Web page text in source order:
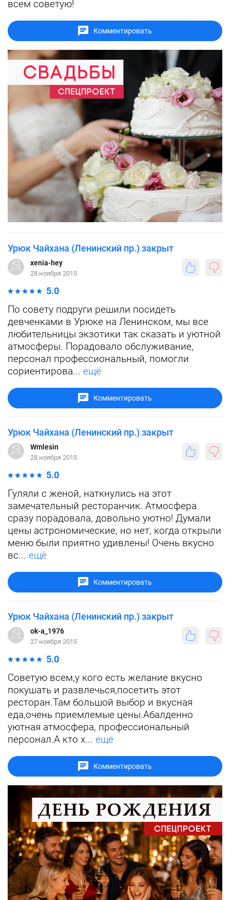
всем советую!
Комментировать
Урюк Чайхана (Ленинский пр.) закрыт
xenia-hey
28 ноября 2015
5.0
По совету подруги решили посидеть
девченками в Урюке на Ленинском, мы все
любительницы экзотики так сказать и уютной
атмосферы. Порадовало обслуживание,
персонал профессиональный, помогли
сориентирова... ещё
Комментировать
Урюк Чайхана (Ленинский пр.) закрыт
Wmlesin
28 ноября 2015
5.0
Гуляли с женой, наткнулись на этот
замечательный ресторанчик. Атмосфера
сразу порадовала, довольно уютно! Думали
цены астрономические, но нет, когда открыли
меню были приятно удивлены! Очень вкусно
вс... ещё
Комментировать
Урюк Чайхана (Ленинский пр.) закрыт
ok-a_1976
27 ноября 2015
5.0
Советую всем,у кого есть желание вкусно
покушать и развлечься,посетить этот
ресторан.Там большой выбор и вкусная
еда,очень приемлемые цены.Абалденно
уютная атмосфера, профессиональный
персонал.А кто х... ещё
Комментировать